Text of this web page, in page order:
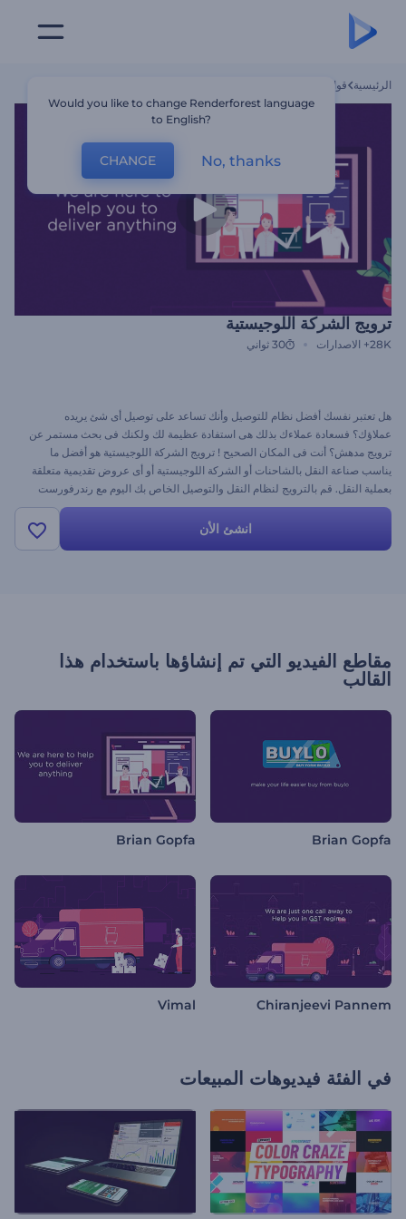
الرئيسية قوالب
ترويج الشركة اللوجيستية
28K+ الاصدارات 30 ثواني
هل تعتبر نفسك أفضل نظام للتوصيل وأنك تساعد على توصيل أى شئ يريده
عملاؤك؟ فسعادة عملاءك بذلك هى استفادة عظيمة لك ولكنك فى بحث مستمر عن
ترويج مدهش؟ أنت فى المكان الصحيح ! ترويج الشركة اللوجيستية هو أفضل ما
يناسب صناعة النقل بالشاحنات أو الشركة اللوجيستية أو أى عروض تقديمية متعلقة
بعملية النقل. قم بالترويج لنظام النقل والتوصيل الخاص بك اليوم مع رندرفورست
انشئ الأن
مقاطع الفيديو التي تم إنشاؤها باستخدام هذا
القالب
Brian Gopfa
Brian Gopfa
Chiranjeevi Pannem
Vimal
في الفئة فيديوهات المبيعات
Would you like to change Renderforest language
to English?
CHANGE No, thanks